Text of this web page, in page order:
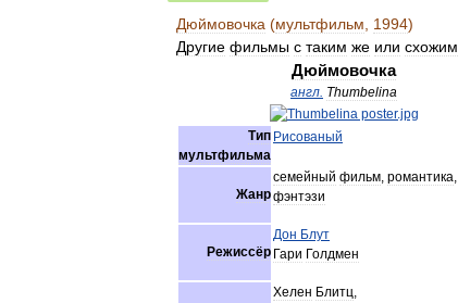
Дюймовочка (мультфильм 1994)
Другие фильмы с таким же или схожим
Дюймовочка
англ. Thumbelina
Тип
мультфильма
Рисованый
Жанр
семейный фильм, романтика,
фэнтэзи
Режиссёр
Дон Блут
Гари Голдмен
Хелен Блитц,